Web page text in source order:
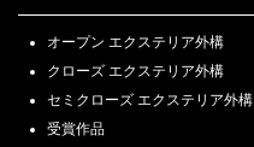
オープン エクステリア外構
クローズ エクステリア外構
セミクローズ エクステリア外構
受賞作品